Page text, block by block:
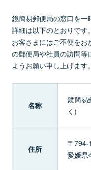
鏡簡易郵便局の窓口を一
詳細は以下のとおりです。
お客さまにはご不便を
の郵便局や社員の訪問等
ようお願い申し上げます。
名称
鏡簡易
く)
住所
〒794-
愛媛県